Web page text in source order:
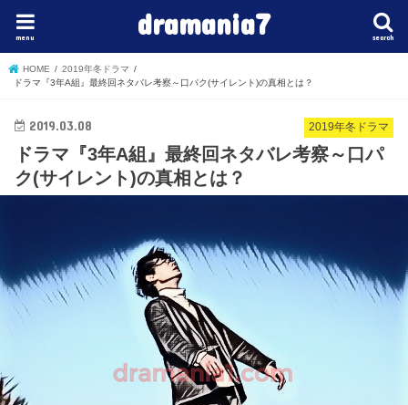
dramania7 search
menu
HOME
2019年冬ドラマ
ドラマ『3年A組』最終回ネタバレ考察～口パク(サイレント)の真相とは？
2019年冬ドラマ
2019.03.08
ドラマ『3年A組』最終回ネタバレ考察～口パ
ク(サイレント)の真相とは？